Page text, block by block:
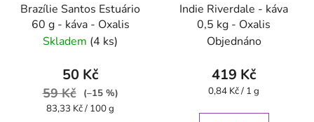
Brazílie Santos Estuário
60 g - káva - Oxalis
Skladem (4 ks)
50 Kč
59 Kč
(–15 %)
Měrná
83,33 Kč / 100 g
Indie Riverdale - káva
0,5 kg - Oxalis
Objednáno
419 Kč
Měrná
0,84 Kč / 1 g